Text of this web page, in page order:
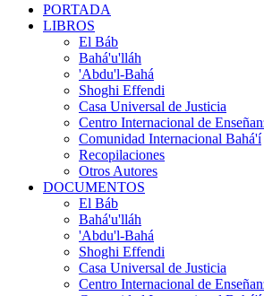
PORTADA
LIBROS
El Báb
Bahá'u'lláh
'Abdu'l-Bahá
Shoghi Effendi
Casa Universal de Justicia
Centro Internacional de
Comunidad Internacional Bahá'í
Recopilaciones
Otros Autores
DOCUMENTOS
El Báb
Bahá'u'lláh
'Abdu'l-Bahá
Shoghi Effendi
Casa Universal de Justicia
Centro Internacional de